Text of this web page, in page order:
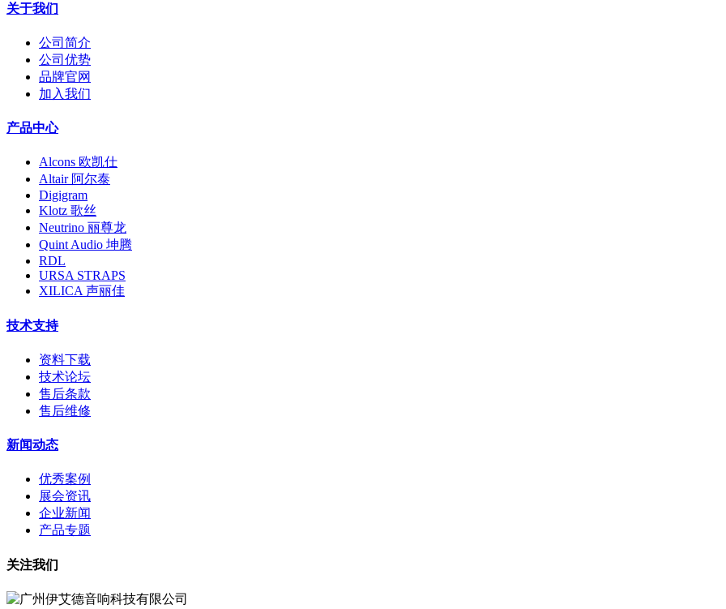
关于我们
公司简介
公司优势
品牌官网
加入我们
产品中心
Alcons 欧凯仕
Altair 阿尔泰
Digigram
Klotz 歌丝
Neutrino 丽尊龙
Quint Audio 坤腾
RDL
URSA STRAPS
XILICA 声丽佳
技术支持
资料下载
技术论坛
售后条款
售后维修
新闻动态
优秀案例
展会资讯
企业新闻
产品专题
关注我们